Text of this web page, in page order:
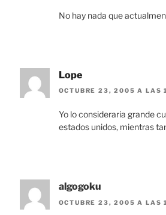
No hay nada que
Lope
OCTUBRE 23, 2005 A LAS
Yo lo consideraria grande
estados unidos, mientras
algogoku
OCTUBRE 23, 2005 A LAS